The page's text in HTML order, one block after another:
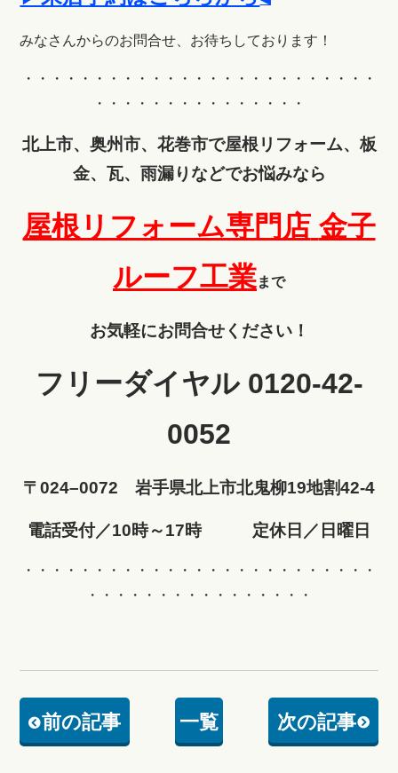
みなさんからのお問合せ、お待ちしております！
・・・・・・・・・・・・・・・・・・・・・・・・・
・・・・・・・・・・・・・・・
北上市、奥州市、花巻市で屋根リフォーム、板
金、瓦、雨漏りなどでお悩みなら
屋根リフォーム専門店 金子
ルーフ工業まで
お気軽にお問合せください！
フリーダイヤル 0120-42-
0052
〒024–0072 岩手県北上市北鬼柳19地割42-4
電話受付／10時～17時 定休日／日曜日
・・・・・・・・・・・・・・・・・・・・・・・・・
・・・・・・・・・・・・・・・・
前の記事 一覧 次の記事